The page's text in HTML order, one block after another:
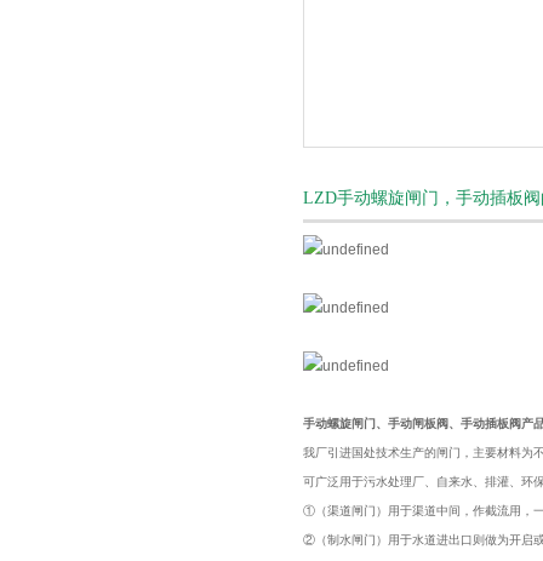
LZD手动螺旋闸门，手动插板
手动螺旋闸门、 手动闸板阀、 手动插板阀产
我厂引进国处技术生产的闸门，主要材料为
可广泛用于污水处理厂、自来水、排灌、环
①（渠道闸门）用于渠道中间，作截流用，
②（制水闸门）用于水道进出口则做为开启